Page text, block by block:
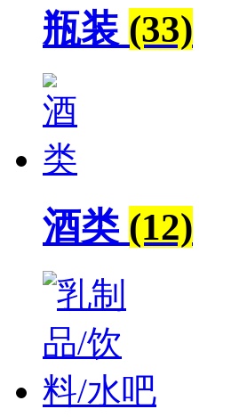
瓶装 (33)
酒类 (12)